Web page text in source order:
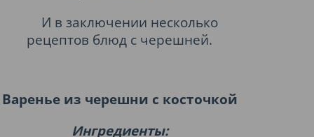
И в заключении несколько
рецептов блюд с черешней.
Варенье из черешни с косточкой
Ингредиенты: